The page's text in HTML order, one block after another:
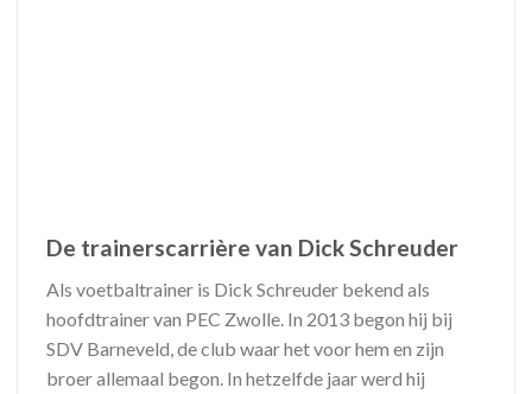
De trainerscarrière van Dick Schreuder
Als voetbaltrainer is Dick Schreuder bekend als
hoofdtrainer van PEC Zwolle. In 2013 begon hij bij
SDV Barneveld, de club waar het voor hem en zijn
broer allemaal begon. In hetzelfde jaar werd hij